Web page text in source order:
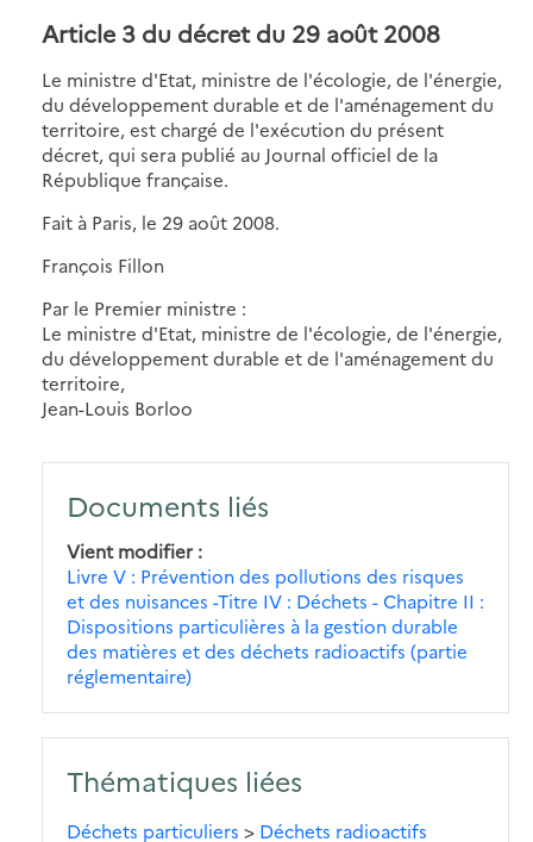
Article 3 du décret du 29 août 2008
Le ministre d'Etat, ministre de l'écologie, de l'énergie,
du développement durable et de l'aménagement du
territoire, est chargé de l'exécution du présent
décret, qui sera publié au Journal officiel de la
République française.
Fait à Paris, le 29 août 2008.
François Fillon
Par le Premier ministre :
Le ministre d'Etat, ministre de l'écologie, de l'énergie,
du développement durable et de l'aménagement du
territoire,
Jean-Louis Borloo
Documents liés
Vient modifier
Livre V : Prévention des pollutions des risques
et des nuisances -Titre IV : Déchets - Chapitre II :
Dispositions particulières à la gestion durable
des matières et des déchets radioactifs (partie
réglementaire)
Thématiques liées
Déchets particuliers > Déchets radioactifs